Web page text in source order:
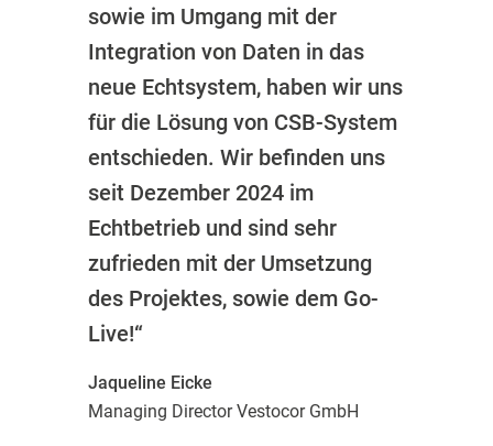
sowie im Umgang mit der
Integration von Daten in das
neue Echtsystem, haben wir uns
für die Lösung von CSB-System
entschieden. Wir befinden uns
seit Dezember 2024 im
Echtbetrieb und sind sehr
zufrieden mit der Umsetzung
des Projektes, sowie dem Go-
Live!“
Jaqueline Eicke
Managing Director Vestocor GmbH